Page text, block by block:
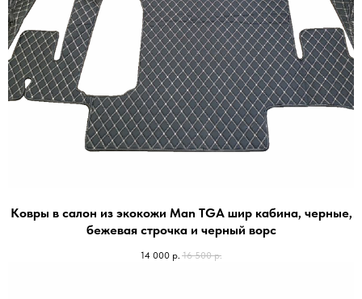
Ковры в салон из экокожи Man TGA шир кабина, черные,
бежевая строчка и черный ворс
14 000 р. 16 500 р.